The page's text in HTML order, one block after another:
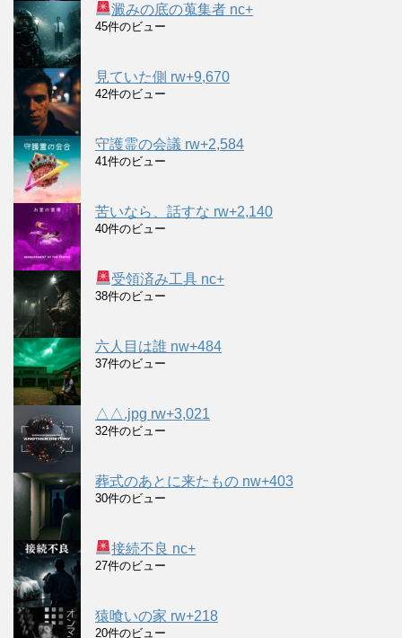
澱みの底の蒐集者 nc+
45件のビュー
見ていた側 rw+9,670
42件のビュー
守護霊の会議 rw+2,584
41件のビュー
苦いなら、話すな rw+2,140
40件のビュー
受領済み工具 nc+
38件のビュー
六人目は誰 nw+484
37件のビュー
△△.jpg rw+3,021
32件のビュー
葬式のあとに来たもの nw+403
30件のビュー
接続不良 nc+
27件のビュー
猿喰いの家 rw+218
20件のビュー